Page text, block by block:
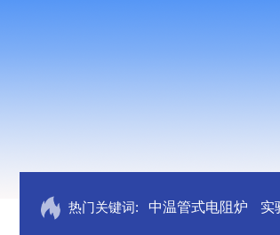
热门关键词: 中温管式电阻炉 实